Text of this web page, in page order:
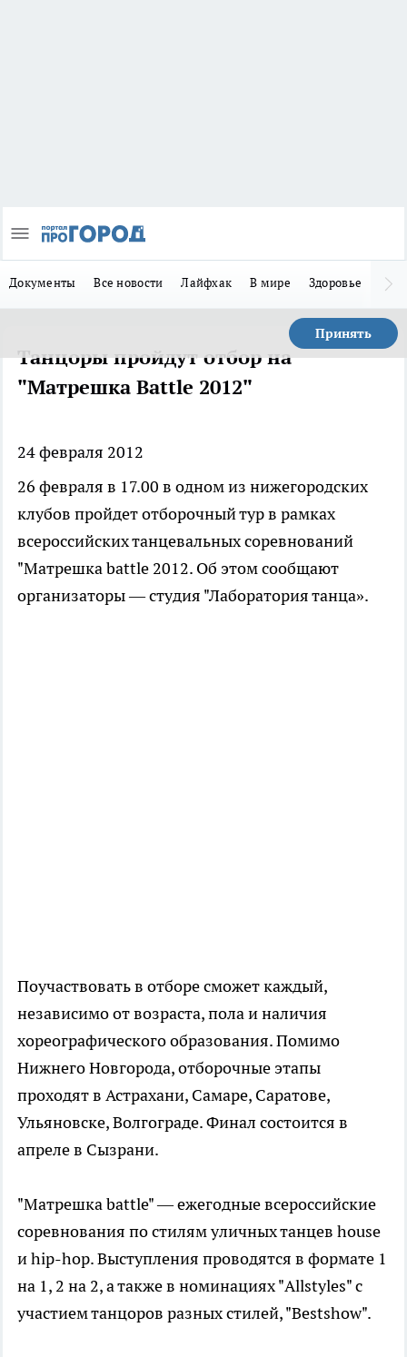
Документы Все новости Лайфхак В мире Здоровье
Принять
Танцоры пройдут отбор на
"Матрешка Battle 2012"
24 февраля 2012
26 февраля в 17.00 в одном из нижегородских
клубов пройдет отборочный тур в рамках
всероссийских танцевальных соревнований
"Матрешка battle 2012. Об этом сообщают
организаторы — студия "Лаборатория танца».
Поучаствовать в отборе сможет каждый,
независимо от возраста, пола и наличия
хореографического образования. Помимо
Нижнего Новгорода, отборочные этапы
проходят в Астрахани, Самаре, Саратове,
Ульяновске, Волгограде. Финал состоится в
апреле в Сызрани.
"Матрешка battle" — ежегодные всероссийские
соревнования по стилям уличных танцев house
и hip-hop. Выступления проводятся в формате 1
на 1, 2 на 2, а также в номинациях "Allstyles" с
участием танцоров разных стилей, "Bestshow".